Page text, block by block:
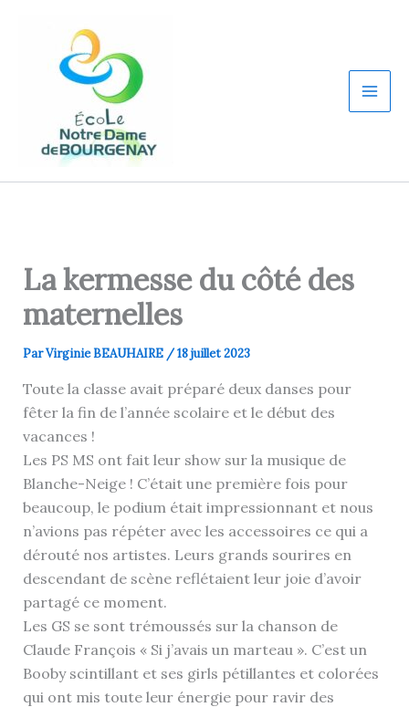
La kermesse du côté des
maternelles
ParVirginie BEAUHAIRE /18 juillet 2023
Toute la classe avait préparé deux danses pour
fêter la fin de l’année scolaire et le début des
vacances !
Les PS MS ont fait leur show sur la musique de
Blanche-Neige ! C’était une première fois pour
beaucoup, le podium était impressionnant et nous
n’avions pas répéter avec les accessoires ce qui a
dérouté nos artistes. Leurs grands sourires en
descendant de scène reflétaient leur joie d’avoir
partagé ce moment.
Les GS se sont trémoussés sur la chanson de
Claude François « Si j’avais un marteau ». C’est un
Booby scintillant et ses girls pétillantes et colorées
qui ont mis toute leur énergie pour ravir des